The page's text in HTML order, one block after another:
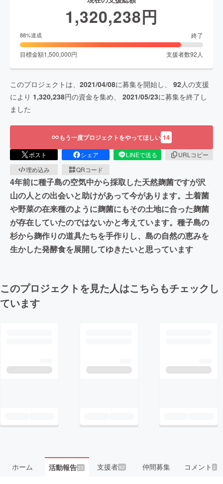
1,320,238円
88%達成 終了
目標金額1,500,000円 支援者数92 人
このプロジェクトは、 2021/04/08に募集を開始し、 92人の支援
により 1,320,238円の資金を集め、 2021/05/23に募集を終了し
ました
もう一度プロジェクトをやってほしい 14
ポスト シェア LINEで送る
URLコピー
埋め込み
QRコード
4年前に種子島の空気中から採取した天然麹菌ですが沢
山の人との出会いと助けがあって今があります。土着菌
や野菜の在来種のように麹菌にもその土地に合った麹菌
が存在していたのではないかと考えています。種子島の
杉から麹作りの道具たちを手作りし、島の自然の恵みを
生かした発酵食を展開してゆきたいと思っています
このプロジェクトを見た人はこちらもチェックし
ています
ホーム 活動報告23 支援者92 仲間募集 コメント 2